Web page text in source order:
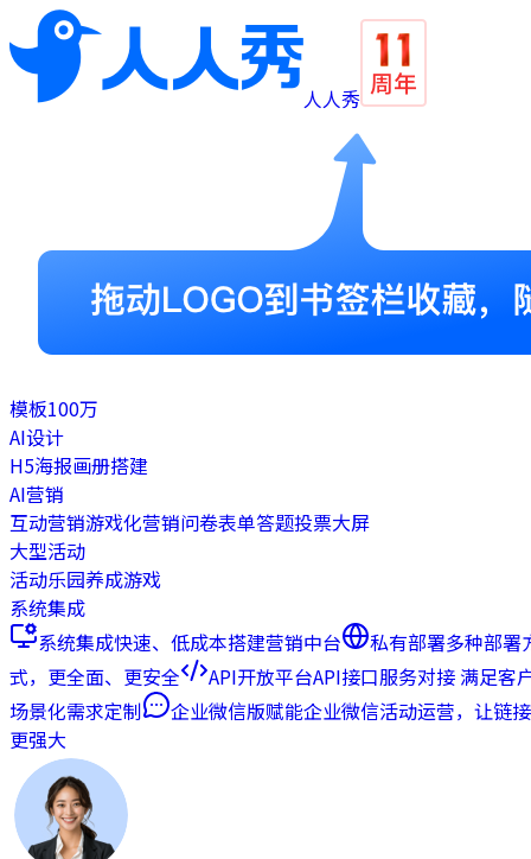
人人秀
模板100万
AI设计
H5海报画册搭建
AI营销
互动营销游戏化营销问卷表单答题投票大屏
大型活动
活动乐园养成游戏
系统集成
系统集成快速、低成本搭建营销中台 私有部署多种部署
式，更全面、更安全
API开放平台API接口服务对接 满足客
场景化需求定制
企业微信版赋能企业微信活动运营，让链接
更强大